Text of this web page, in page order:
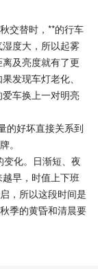
交替时，**的行车
度大，所以起雾
及亮度就有了更
发现车灯老化、
车换上一对明亮
的好坏直接关系到
。
化。日渐短、夜
早，时值上下班
，所以这段时间是
季的黄昏和清晨要